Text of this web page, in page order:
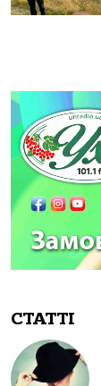
СТАТТІ